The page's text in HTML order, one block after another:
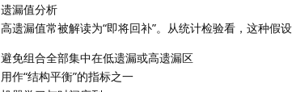
遗漏值分析
高遗漏值常被解读为“即将回补”。从统计检验看，这种假
避免组合全部集中在低遗漏或高遗漏区
用作“结构平衡”的指标之一